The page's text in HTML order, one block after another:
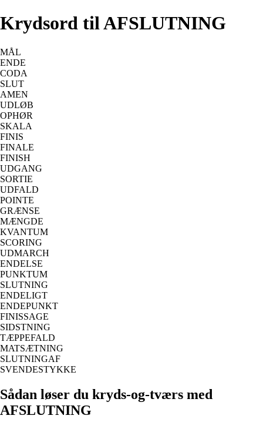
Krydsord til AFSLUTNING
MÅL
ENDE
CODA
SLUT
AMEN
UDLØB
OPHØR
SKALA
FINIS
FINALE
FINISH
UDGANG
SORTIE
UDFALD
POINTE
GRÆNSE
MÆNGDE
KVANTUM
SCORING
UDMARCH
ENDELSE
PUNKTUM
SLUTNING
ENDELIGT
ENDEPUNKT
FINISSAGE
SIDSTNING
TÆPPEFALD
MATSÆTNING
SLUTNINGAF
SVENDESTYKKE
Sådan løser du kryds-og-tværs med
AFSLUTNING